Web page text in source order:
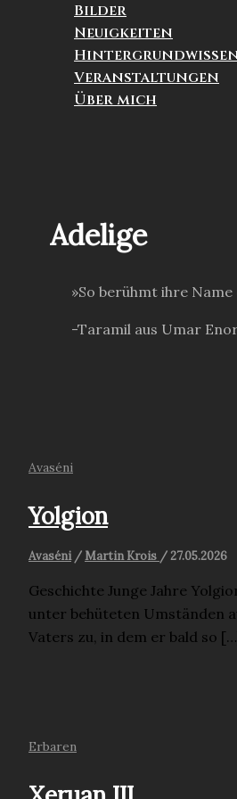
Bilder
Neuigkeiten
Veranstaltungen
Über mich
Adelige
»So berühmt ihre
-Taramil aus Umar
Avaséni
Yolgion
Avaséni/Martin Krois /27.05.2026
Geschichte Junge Jahre
unter behüteten Umständen
Vaters zu, in dem er bald so
Erbaren